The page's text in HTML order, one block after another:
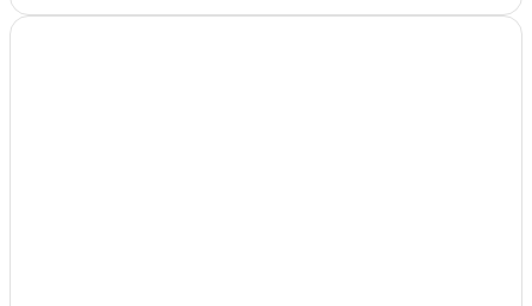
tra trọng lượng đơn giản ✅ Ưu điểm nổi bật Màn hình LED 6 số hiển